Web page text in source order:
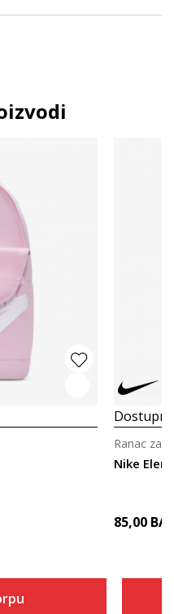
Nike
Ranac za
85,00